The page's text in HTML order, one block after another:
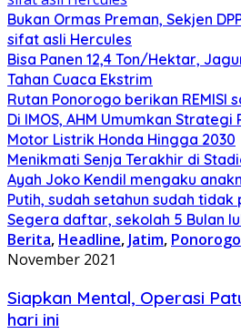
Bukan Ormas Preman, Sekjen
sifat asli Hercules
Bisa Panen 12,4 Ton/Hektar,
Tahan Cuaca Ekstrim
Rutan Ponorogo berikan REMISI
Di IMOS, AHM Umumkan
Motor Listrik Honda Hingga 2030
Menikmati Senja Terakhir di
Ayah Joko Kendil mengaku
Putih, sudah setahun sudah tidak
Segera daftar, sekolah 5 Bulan
Berita, Headline, Jatim, Ponorogo
November 2021
Siapkan Mental, Operasi
hari ini